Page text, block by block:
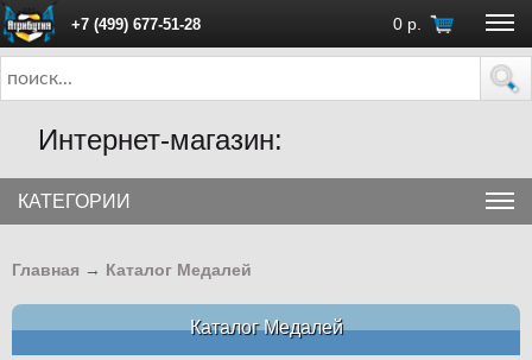
+7 (499) 677-51-28 0 р.
ПН - ПТ с 10:00 до 18:00 (Москва)
Интернет-магазин:
КАТЕГОРИИ
Главная → Каталог Медалей
Каталог Медалей